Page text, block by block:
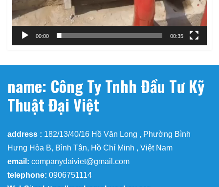
00:00 00:35
name: Công Ty Tnhh Đầu Tư Kỹ
Thuật Đại Việt
address : 182/13/40/16 Hồ Văn Long , Phường Bình
Hưng Hòa B, Bình Tân, Hồ Chí Minh , Việt Nam
email: companydaiviet@gmail.com
telephone: 0906751114